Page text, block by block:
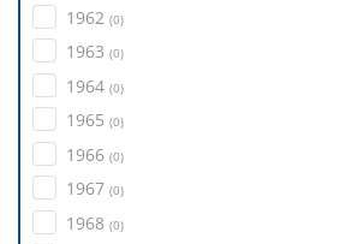
1962 (0)
1963 (0)
1964 (0)
1965 (0)
1966 (0)
1967 (0)
1968 (0)